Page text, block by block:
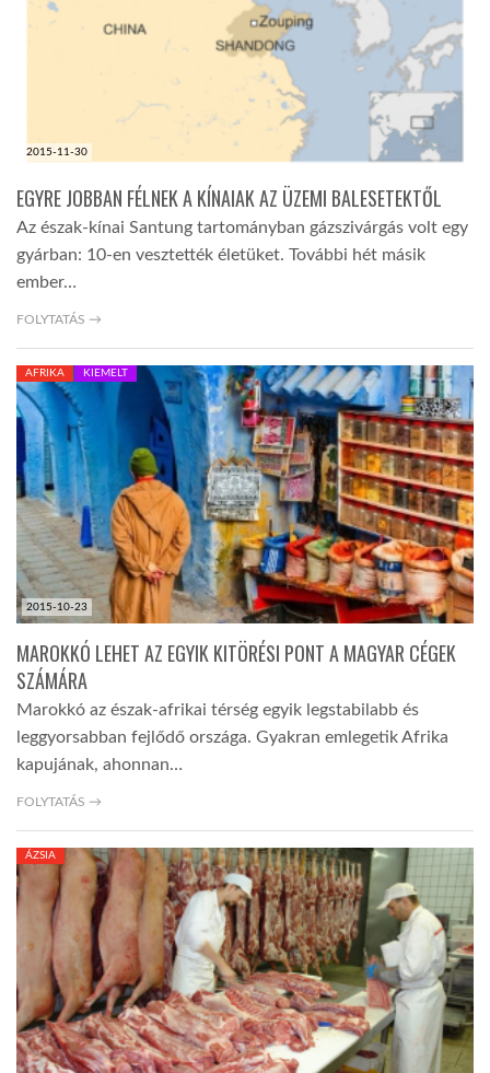
2015-11-30
EGYRE JOBBAN FÉLNEK A KÍNAIAK AZ ÜZEMI BALESETEKTŐL
Az észak-kínai Santung tartományban gázszivárgás volt egy
gyárban: 10-en vesztették életüket. További hét másik
ember…
FOLYTATÁS →
2015-10-23
AFRIKA KIEMELT
MAROKKÓ LEHET AZ EGYIK KITÖRÉSI PONT A MAGYAR CÉGEK
SZÁMÁRA
Marokkó az észak-afrikai térség egyik legstabilabb és
leggyorsabban fejlődő országa. Gyakran emlegetik Afrika
kapujának, ahonnan…
FOLYTATÁS →
ÁZSIA